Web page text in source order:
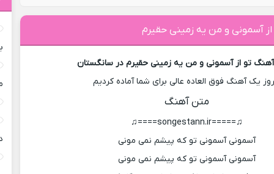
از آسمونی و من یه زمینی حقیرم
آهنگ تو از آسمونی و من یه زمینی حقیرم در سانگستان
یک آهنگ فوق العاده عالی برای شما آماده کردیم
متن آهنگ
♫=====songestann.ir====♫
آسمونی آسمونی تو که پیشم نمی مونی
آسمونی آسمونی تو که پیشم نمی مونی